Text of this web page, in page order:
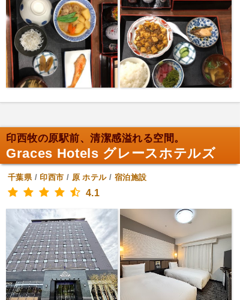
印西牧の原駅前、清潔感溢れる空間。
Graces Hotels グレースホテルズ
千葉県/ 印西市 / 原 ホテル/ 宿泊施設
4.1